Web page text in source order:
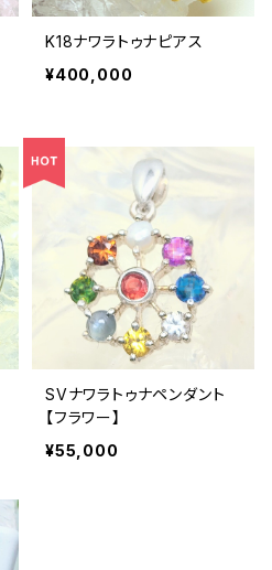
K18ナワラトゥナピアス
¥400,000
SVナワラトゥナペンダント
【フラワー】
¥55,000